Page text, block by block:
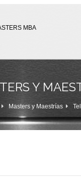
MBA
Y
Masters y Maestrías